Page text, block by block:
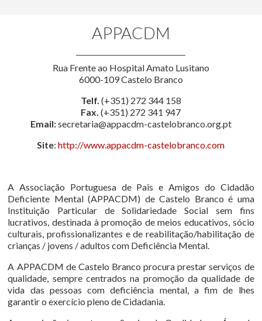
APPACDM
Rua Frente ao Hospital Amato Lusitano
6000-109 Castelo Branco
Telf. (+351) 272 344 158
Fax. (+351) 272 341 947
Email:secretaria@appacdm-castelobranco.org.pt
Site:http://www.appacdm-castelobranco.com
A Associação Portuguesa de Pais e Amigos do Cidadão
Deficiente Mental (APPACDM) de Castelo Branco é uma
Instituição Particular de Solidariedade Social sem fins
lucrativos, destinada à promoção de meios educativos, sócio
culturais, profissionalizantes e de reabilitação/habilitação de
crianças / jovens / adultos com Deficiência Mental.
A APPACDM de Castelo Branco procura prestar serviços de
qualidade, sempre centrados na promoção da qualidade de
vida das pessoas com deficiência mental, a fim de lhes
garantir o exercício pleno de Cidadania.